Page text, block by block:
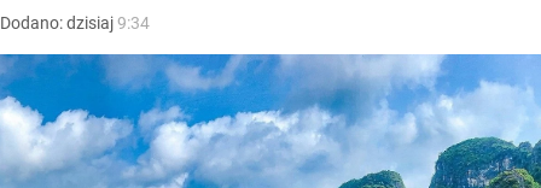
Dodano:dzisiaj9:34